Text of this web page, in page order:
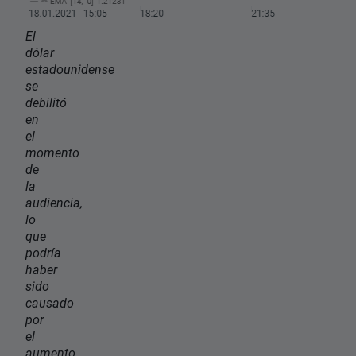
El
dólar
estadounidense
se
debilitó
en
el
momento
de
la
audiencia,
lo
que
podría
haber
sido
causado
por
el
aumento